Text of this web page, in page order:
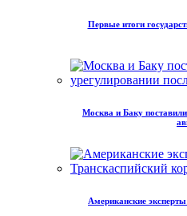
Первые итоги
Москва и Баку
Американские